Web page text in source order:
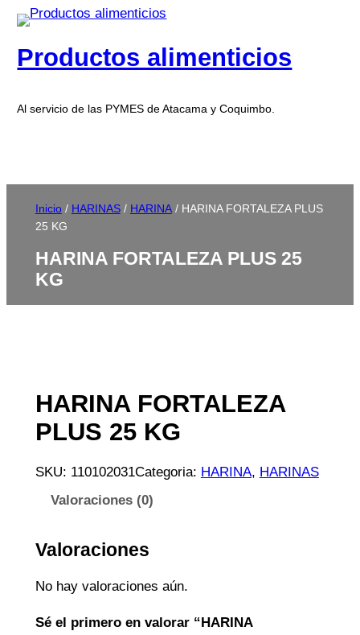
Productos alimenticios
Al servicio de las PYMES de Atacama y Coquimbo.
Inicio / HARINAS/ HARINA/ HARINA FORTALEZA PLUS
25 KG
HARINA FORTALEZA PLUS 25
KG
HARINA FORTALEZA
PLUS 25 KG
SKU: 110102031Categoria: HARINA, HARINAS
Valoraciones (0)
Valoraciones
No hay valoraciones aún.
Sé el primero en valorar “HARINA